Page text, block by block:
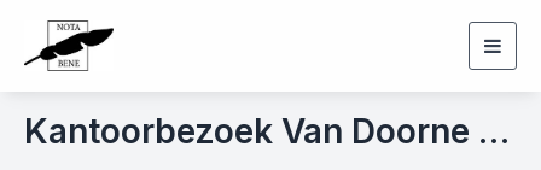
Kantoorbezoek Van Doorne d.d. 14 april 2022